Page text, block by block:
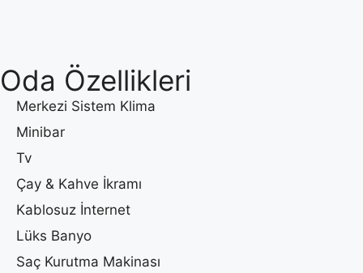
Oda Özellikleri
Merkezi Sistem Klima
Minibar
Tv
Çay & Kahve İkramı
Kablosuz İnternet
Lüks Banyo
Saç Kurutma Makinası